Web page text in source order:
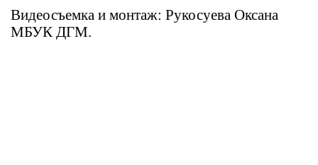
Видеосъемка и монтаж: Рукосуева Оксана
МБУК ДГМ.